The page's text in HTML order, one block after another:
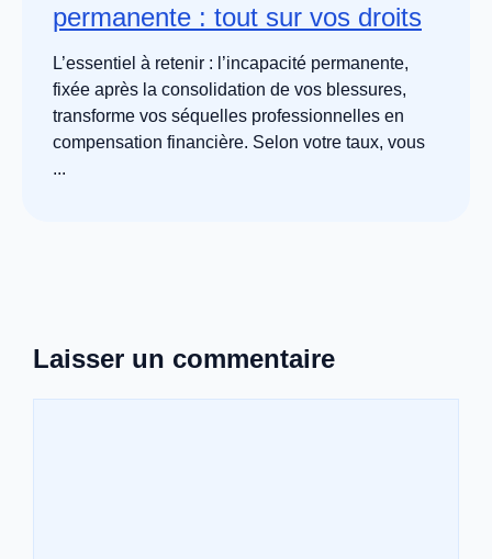
permanente : tout sur vos droits
L’essentiel à retenir : l’incapacité permanente,
fixée après la consolidation de vos blessures,
transforme vos séquelles professionnelles en
compensation financière. Selon votre taux, vous
...
Laisser un commentaire